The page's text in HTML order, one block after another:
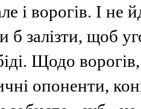
і ворогів. І не
б залізти, щоб
Щодо
опоненти,